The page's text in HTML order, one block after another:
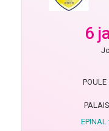
6
EPINAL